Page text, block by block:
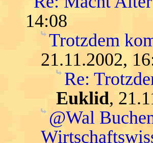
14:08
Trotzdem
21.11.2002,
Re:
Euklid,
@Wal